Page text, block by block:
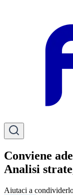
Conviene
Analisi
Aiutaci a